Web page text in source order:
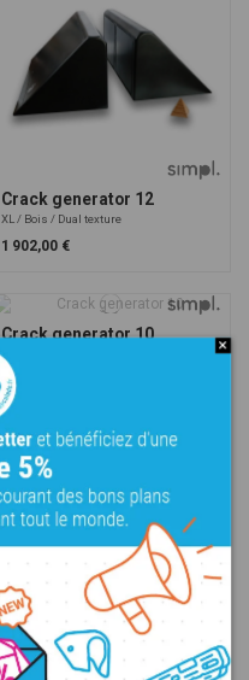
Crack generator 12
XL Bois Dual texture
1 902,00 €
Crack generator 10
M
897,00 €
Rubber Inserts
M Bois
81,00 €
Crack generator 7
Mega Dual texture
1 287,00 €